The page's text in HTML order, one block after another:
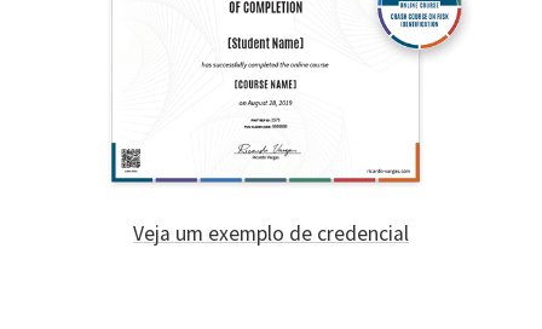
Veja um exemplo de credencial